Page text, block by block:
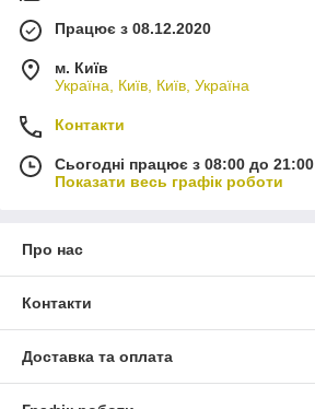
Працює з 08.12.2020
м. Київ
Україна, Київ, Київ, Україна
Контакти
Сьогодні працює з 08:00 до 21:00
Показати весь графік роботи
Про нас
Контакти
Доставка та оплата